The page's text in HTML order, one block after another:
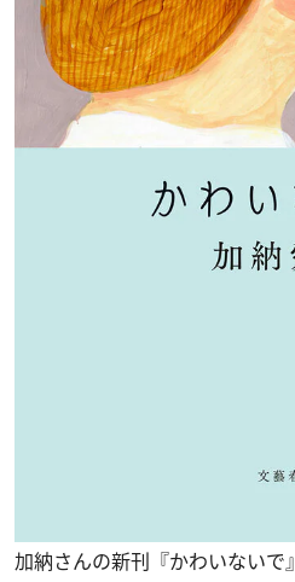
加納さんの新刊 『かわいないで』